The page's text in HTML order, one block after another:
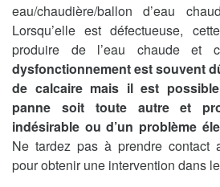
eau/chaudière/ballon d’eau
Lorsqu’elle est défectueuse,
produire de l’eau chaude et
dysfonctionnement est souvent
de calcaire mais il est
panne soit toute autre et
indésirable ou d’un problème
Ne tardez pas à prendre contact
pour obtenir une intervention dans